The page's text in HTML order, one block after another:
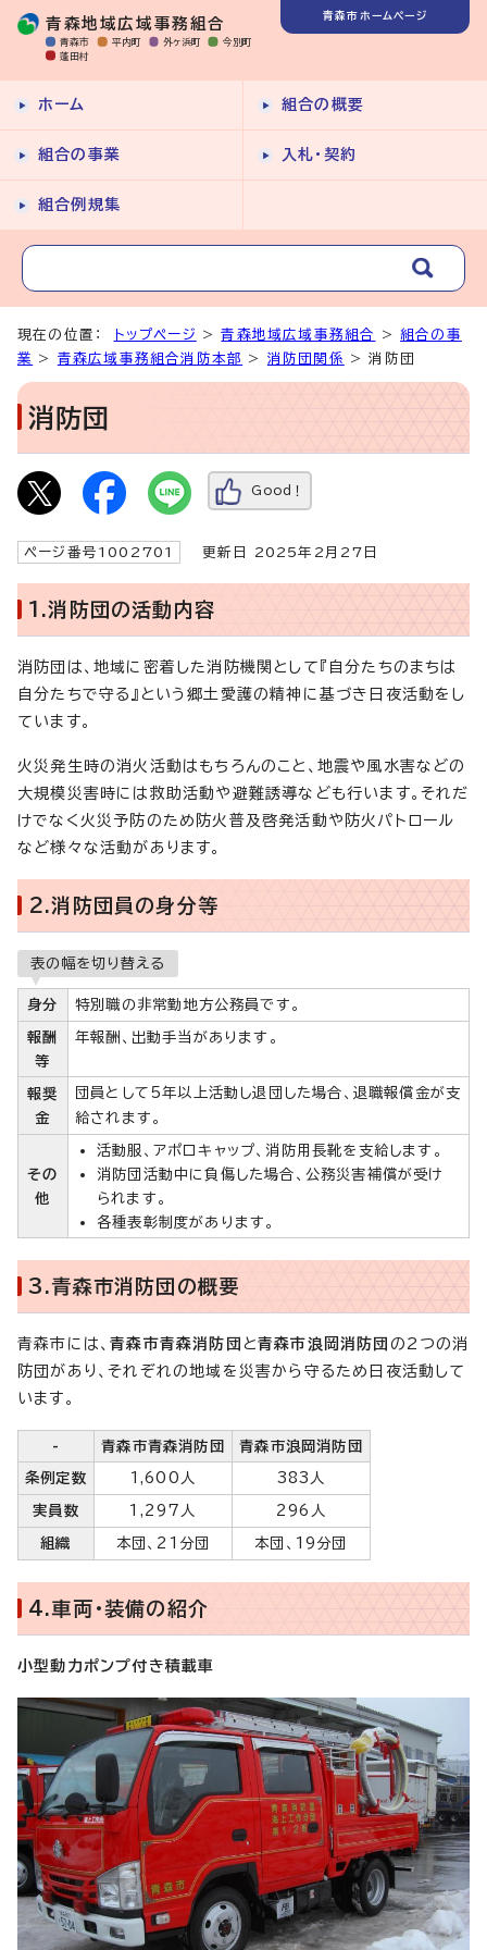
青森地域広域事務組合
青森市 平内町 外ヶ浜町
今別町
蓬田村
青森市ホームページ
ホーム 組合の概要
組合の事業 入札・契約
組合例規集
現在の位置： トップページ >青森地域広域事務組合 >組合の事
業
> 青森広域事務組合消防本部 > 消防団関係 > 消防団
消防団
Good！
ページ番号1002701 更新日 2025年2月27日
1.消防団の活動内容
消防団は、地域に密着した消防機関として『自分たちのまちは
自分たちで守る』という郷土愛護の精神に基づき日夜活動をし
ています。
火災発生時の消火活動はもちろんのこと、地震や風水害などの
大規模災害時には救助活動や避難誘導なども行います。それだ
けでなく火災予防のため防火普及啓発活動や防火パトロール
など様々な活動があります。
2.消防団員の身分等
表の幅を切り替える
身分 特別職の非常勤地方公務員です。
報酬
等
年報酬、出動手当があります。
報奨
金
団員として5年以上活動し退団した場合、退職報償金が支
給されます。
その
他
活動服、アポロキャップ、消防用長靴を支給します。
消防団活動中に負傷した場合、公務災害補償が受け
られます。
各種表彰制度があります。
3.青森市消防団の概要
青森市には、青森市青森消防団 と青森市浪岡消防団 の2つの消
防団があり、それぞれの地域を災害から守るため日夜活動して
います。
- 青森市青森消防団 青森市浪岡消防団
条例定数 1,600人 383人
実員数 1,297人 296人
組織 本団、21分団 本団、19分団
4.車両・装備の紹介
小型動力ポンプ付き積載車